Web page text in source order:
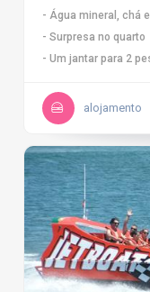
- Água mineral, chá
- Surpresa no quarto
- Um jantar para 2
alojamento